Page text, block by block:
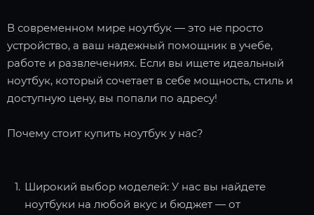
В современном мире ноутбук — это не просто
устройство, а ваш надежный помощник в учебе,
работе и развлечениях. Если вы ищете идеальный
ноутбук, который сочетает в себе мощность, стиль и
доступную цену, вы попали по адресу!
Почему стоит купить ноутбук у нас?
Широкий выбор моделей: У нас вы найдете
ноутбуки на любой вкус и бюджет — от